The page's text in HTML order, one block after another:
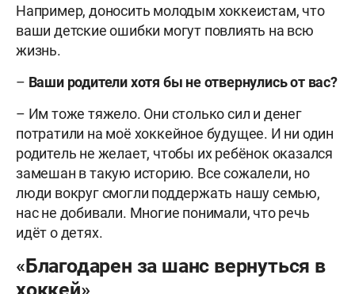
Например, доносить молодым хоккеистам, что
ваши детские ошибки могут повлиять на всю
жизнь.
– Ваши родители хотя бы не отвернулись от вас?
– Им тоже тяжело. Они столько сил и денег
потратили на моё хоккейное будущее. И ни один
родитель не желает, чтобы их ребёнок оказался
замешан в такую историю. Все сожалели, но
люди вокруг смогли поддержать нашу семью,
нас не добивали. Многие понимали, что речь
идёт о детях.
«Благодарен за шанс вернуться в